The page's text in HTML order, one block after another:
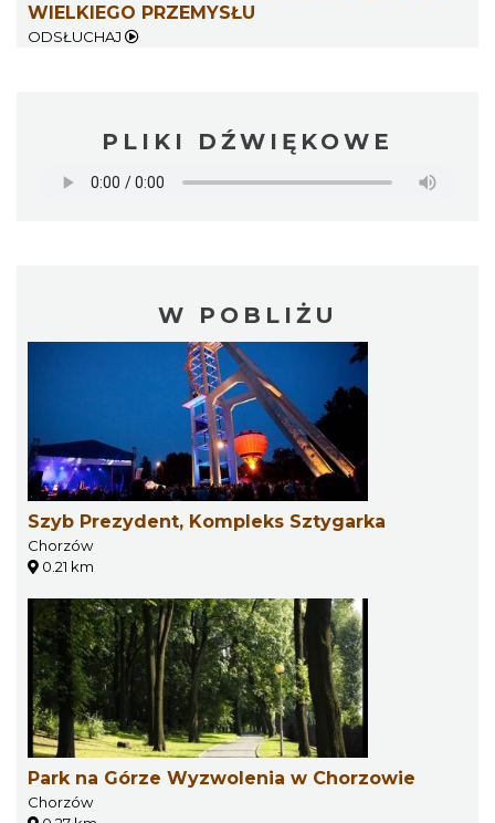
WIELKIEGO PRZEMYSŁU
ODSŁUCHAJ
PLIKI DŹWIĘKOWE
W POBLIŻU
Szyb Prezydent, Kompleks Sztygarka
Chorzów
0.21 km
Park na Górze Wyzwolenia w Chorzowie
Chorzów